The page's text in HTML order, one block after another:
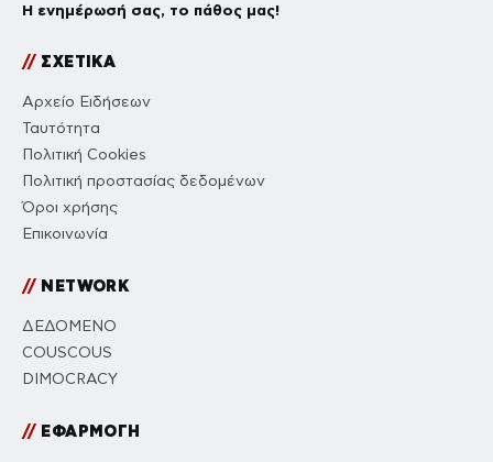
Η ενημέρωσή σας, το πάθος μας!
//ΣΧΕΤΙΚΑ
Αρχείο Ειδήσεων
Ταυτότητα
Πολιτική Cookies
Πολιτική προστασίας δεδομένων
Όροι χρήσης
Επικοινωνία
//NETWORK
ΔΕΔΟΜΕΝΟ
COUSCOUS
DIMOCRACY
//ΕΦΑΡΜΟΓΗ